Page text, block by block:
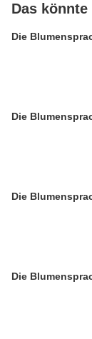
Das
Die
Die
Die
Die